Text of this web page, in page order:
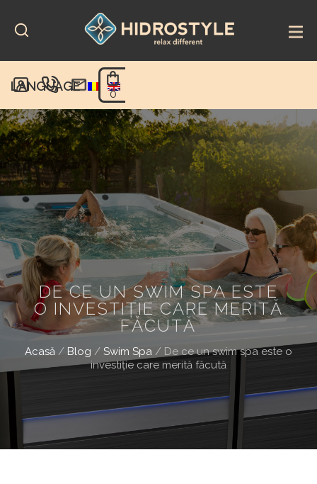
content
LANGUAGE
0
DE CE UN SWIM SPA ESTE
O INVESTIȚIE CARE MERITĂ
FĂCUTĂ
Acasă / Blog / Swim Spa / De ce un swim spa este o
investiție care merită făcută